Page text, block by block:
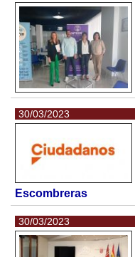
30/03/2023
Escombreras
30/03/2023